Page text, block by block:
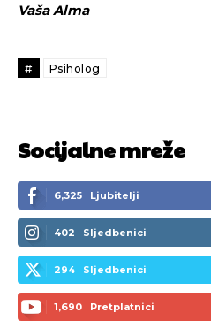
Vaša Alma
# Psiholog
Socijalne mreže
6,325 Ljubitelji
402 Sljedbenici
294 Sljedbenici
1,690 Pretplatnici